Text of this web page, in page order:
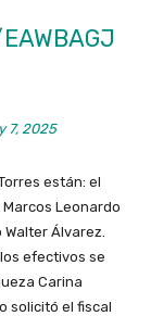
7, 2025
están: el
Leonardo
Álvarez.
efectivos se
Carina
solicitó el fiscal